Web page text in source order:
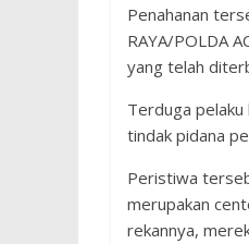
Penahanan
RAYA/POLDA
yang telah
Terduga
tindak pidana
Peristiwa
merupakan
rekannya,